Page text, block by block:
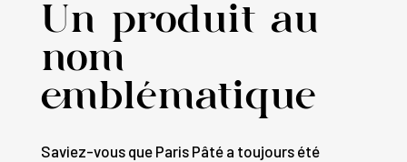
Un produit au
nom
emblématique
Saviez-vous que Paris Pâté a toujours été